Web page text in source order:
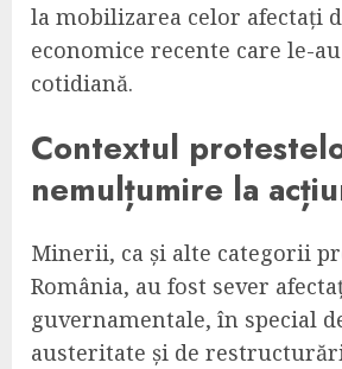
la mobilizarea celor afectați
economice recente care le-
cotidiană.
Contextul
nemulțumire la
Minerii, ca și alte categorii
România, au fost sever
guvernamentale, în special
austeritate și de